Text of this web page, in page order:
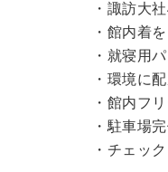
・諏訪大
・館内着
・就寝用
・環境に
・館内フ
・駐車場
・チェッ